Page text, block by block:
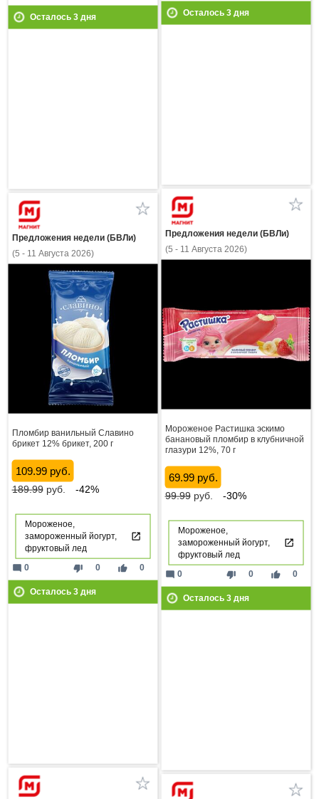
Осталось 3дня
Осталось 3дня
Предложения недели (БВЛи)
(5 - 11 Августа 2026)
Мороженое Растишка эскимо
банановый пломбир в клубничной
глазури 12%, 70 г
69.99 руб.
99.99руб. -30%
Мороженое,
замороженный йогурт,
фруктовый лед
thumb_down 0 thumb_up 0
mode_comment 0
Осталось 3дня
Предложения недели (БВЛи)
(5 - 11 Августа 2026)
Пломбир ванильный Славино
брикет 12% брикет, 200 г
109.99 руб.
189.99руб. -42%
Мороженое,
замороженный йогурт,
фруктовый лед
thumb_down 0 thumb_up 0
mode_comment 0
Осталось 3дня